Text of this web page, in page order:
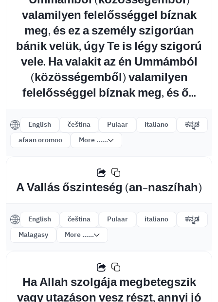
valamilyen felelősséggel bíznak
meg, és ez a személy szigorúan
bánik velük, úgy Te is légy szigorú
vele. Ha valakit az én Ummámból
(közösségemből) valamilyen
felelősséggel bíznak meg, és ő...
English čeština Pulaar italiano
ಕನ್ನಡ
afaan oromoo
More ......
A Vallás őszinteség (an-naszíhah)
English čeština Pulaar italiano
ಕನ್ನಡ
Malagasy
More ......
Ha Allah szolgája megbetegszik
vagy utazáson vesz részt, annyi jó